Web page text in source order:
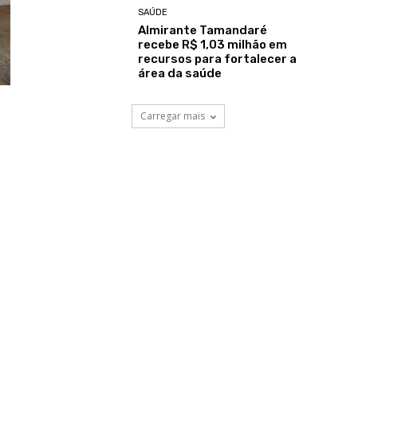
SAÚDE
Almirante Tamandaré
recebe R$ 1,03 milhão em
recursos para fortalecer a
área da saúde
Carregar mais